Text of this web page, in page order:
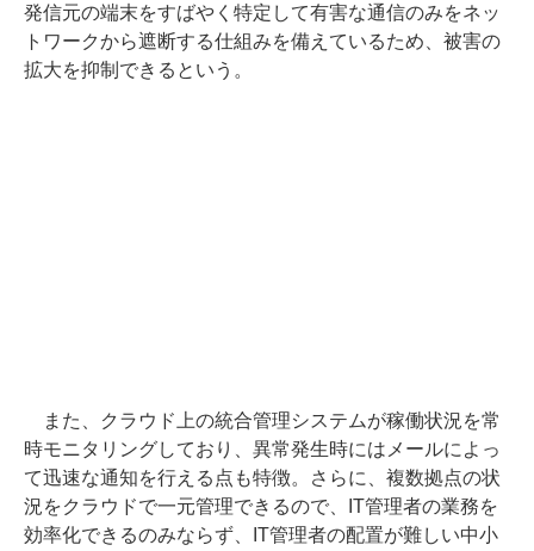
発信元の端末をすばやく特定して有害な通信のみをネッ
トワークから遮断する仕組みを備えているため、被害の
拡大を抑制できるという。
また、クラウド上の統合管理システムが稼働状況を常
時モニタリングしており、異常発生時にはメールによっ
て迅速な通知を行える点も特徴。さらに、複数拠点の状
況をクラウドで一元管理できるので、IT管理者の業務を
効率化できるのみならず、IT管理者の配置が難しい中小